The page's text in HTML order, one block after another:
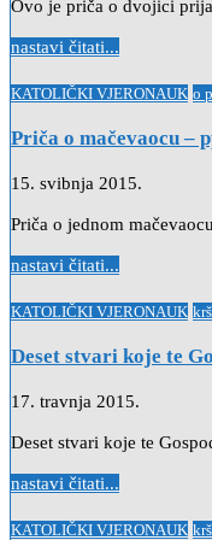
Ovo je priča o dvojici
nastavi čitati...
Posted
KATOLIČKI VJERONAUK o
Priča o mačevaocu –
15. svibnja 2015.
Priča o jednom
nastavi čitati...
Posted
KATOLIČKI VJERONAUK
Deset stvari koje te
17. travnja 2015.
Deset stvari koje te
nastavi čitati...
Posted
KATOLIČKI VJERONAUK